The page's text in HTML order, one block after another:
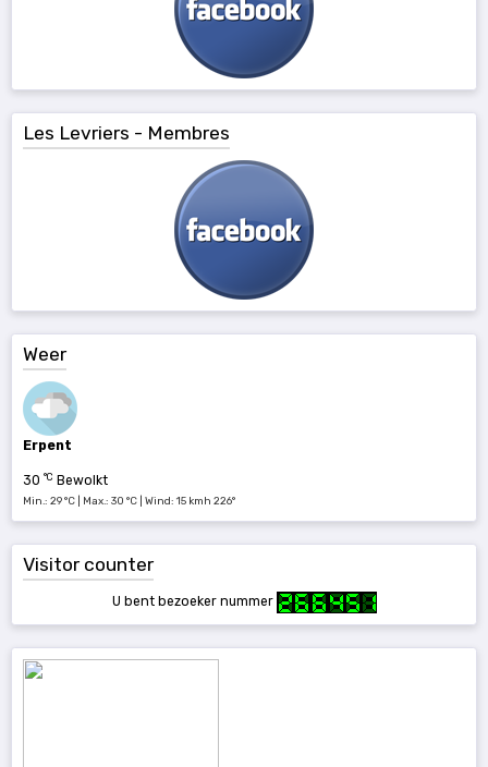
Les Levriers - Membres
Weer
Erpent
30 °C Bewolkt
Min.: 29 °C | Max.: 30 °C | Wind: 15 kmh 226°
Visitor counter
U bent bezoeker nummer